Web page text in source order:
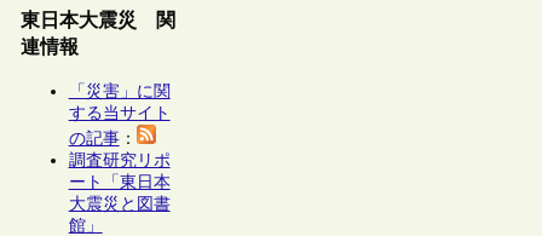
東日本大震災 関
連情報
「災害」に関
する当サイト
の記事：
調査研究リポ
ート「東日本
大震災と図書
館」